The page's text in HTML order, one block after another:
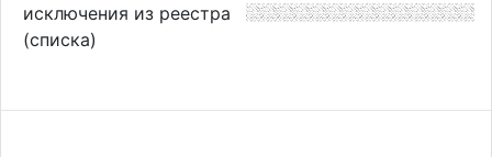
исключения из реестра
(списка)